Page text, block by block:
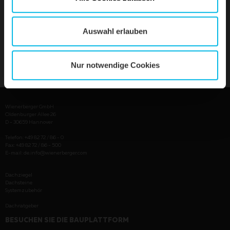
Auswahl erlauben
Nur notwendige Cookies
Telefon: +49 82 72 / 86 - 0
Fax: +49 82 72 / 86 - 500
de.info@wienerberger.com
Dachziegel
Dachsteine
Systemzubehör
Dachratgeber
BESUCHEN SIE DIE BAUPLATTFORM